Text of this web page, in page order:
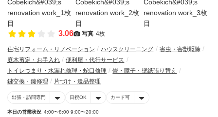
3.06 写真 4枚
住宅リフォーム・リノベーション ハウスクリーニング
害虫・害獣駆除
庭木剪定・お手入れ
便利屋・代行サービス
トイレつまり・水漏れ修理・蛇口修理
畳・障子・壁紙張り替え
鍵交換・鍵修理
片づけ・遺品整理
出張・訪問専門 日祝OK カード可
本日の営業状況 4:00〜8:00 9:00〜20:00